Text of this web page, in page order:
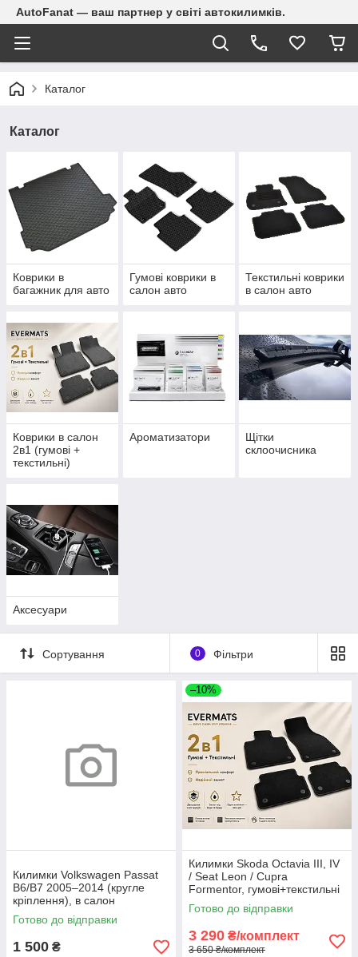
AutoFanat — ваш партнер у світі автокилимків.
Каталог
Каталог
Коврики в
багажник для авто
Гумові коврики в
салон авто
Текстильні коврики
в салон авто
Коврики в салон
2в1 (гумові +
текстильні)
Ароматизатори
Щітки
склоочисника
Аксесуари
Сортування 0 Фільтри
Килимки Volkswagen Passat
B6/B7 2005–2014 (кругле
кріплення), в салон
текстильні, 4 шт., AZ AUTO
Чехія (720567)
Готово до відправки
1 500 ₴
–10%
Килимки Skoda Octavia III, IV
/ Seat Leon / Cupra
Formentor, гумові+текстильні
2в1, 8шт, EVERMATS
(PT217952)
Готово до відправки
3 290 ₴/комплект
3 650 ₴/комплект